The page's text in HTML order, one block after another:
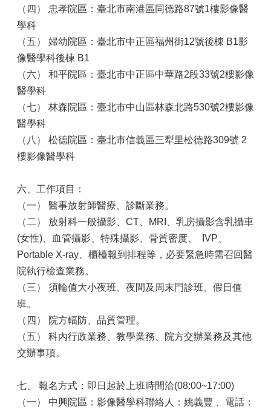
（四）
忠孝院區：臺北市南港區同德路87號1樓影像醫
學科
（五）
婦幼院區：臺北市中正區福州街12號後棟 B1影
像醫學科後棟 B1
（六）
和平院區：臺北市中正區中華路2段33號2樓影像
醫學科
（七）
林森院區：臺北市中山區林森北路530號2樓影像
醫學科
（八）
松德院區：臺北市信義區三犁里松德路309號 2
樓影像醫學科
六、工作項目：
（一）
醫事放射師醫療、診斷業務。
（二）
放射科一般攝影、CT、MRI、乳房攝影含乳攝車
(女性)、血管攝影、特殊攝影、骨質密度、 IVP、
Portable X-ray、櫃檯報到排程等，必要緊急時需召回醫
院執行檢查業務。
（三）
須輪值大小夜班、夜間及周末門診班、假日值
班。
（四）
院方輻防、品質管理。
（五）
科內行政業務、教學業務、院方交辦業務及其他
交辦事項。
七、 報名方式：即日起於上班時間洽(08:00~17:00)
（一）
中興院區：影像醫學科聯絡人：姚義豐 、電話：